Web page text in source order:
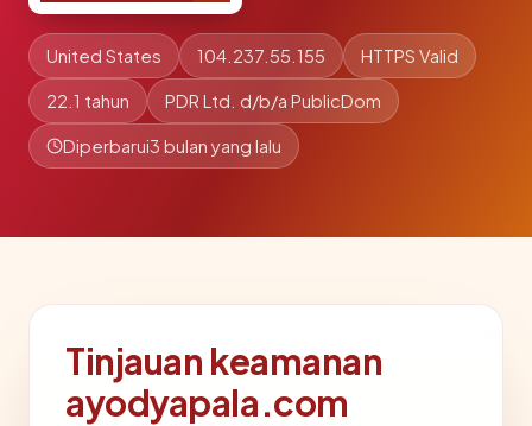
United States 104.237.55.155 HTTPS Valid
22.1 tahun PDR Ltd. d/b/a PublicDom
Diperbarui3 bulan yang lalu
Tinjauan keamanan
ayodyapala.com